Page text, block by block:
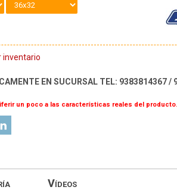
inventario
EN SUCURSAL TEL: 9383814367 /
un poco a las características reales del producto.
Vídeos